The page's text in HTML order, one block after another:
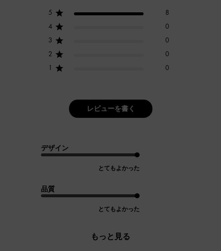
5
8
4
0
3
0
2
0
1
0
レビューを書く
デザイン
とてもよかった
品質
とてもよかった
もっと見る